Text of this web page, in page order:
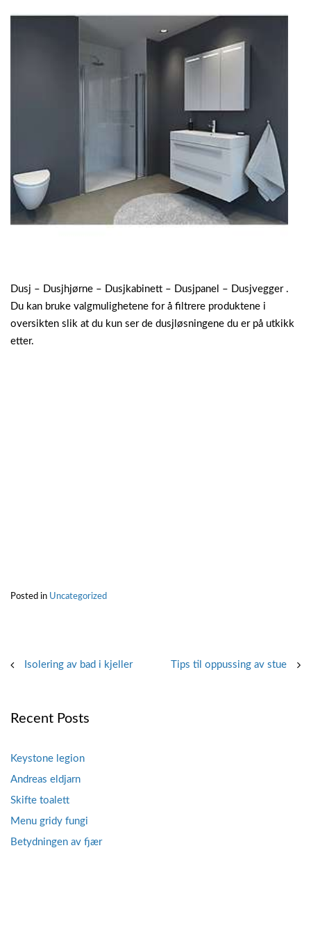
Dusj – Dusjhjørne – Dusjkabinett – Dusjpanel – Dusjvegger .
Du kan bruke valgmulighetene for å filtrere produktene i
oversikten slik at du kun ser de dusjløsningene du er på utkikk
etter.
Posted in Uncategorized
PostIsolering av bad i kjeller Tips til oppussing av stue
Recent Posts
Keystone legion
Andreas eldjarn
Skifte toalett
Menu gridy fungi
Betydningen av fjær